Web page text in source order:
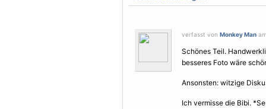
verfasst von Monkey Man
Schönes Teil.
besseres Foto wäre
Ansonsten: witzige
Ich vermisse die Bibi.